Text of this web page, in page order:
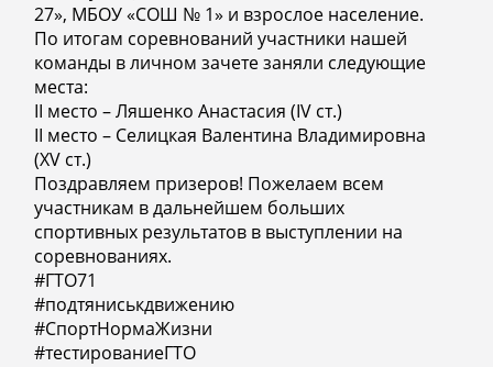
27», МБОУ «СОШ № 1» и взрослое население.
По итогам соревнований участники нашей
команды в личном зачете заняли следующие
места:
II место – Ляшенко Анастасия (IV ст.)
II место – Селицкая Валентина Владимировна
(XV ст.)
Поздравляем призеров! Пожелаем всем
участникам в дальнейшем больших
спортивных результатов в выступлении на
соревнованиях.
#ГТО71
#подтяниськдвижению
#СпортНормаЖизни
#тестированиеГТО